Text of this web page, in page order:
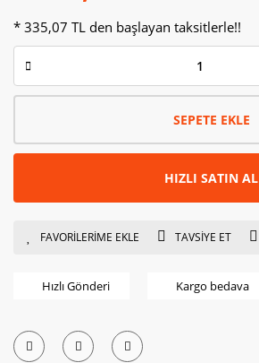
* 335,07 TL den başlayan taksitlerle!!
SEPETE EKLE
HIZLI SATIN AL
TAVSİYE ET
Hızlı Gönderi Kargo bedava